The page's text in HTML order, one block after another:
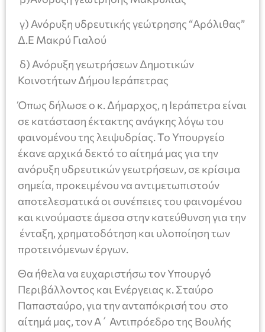
γ) Ανόρυξη υδρευτικής γεώτρησης “Αρόλιθας”
Δ.Ε Μακρύ Γιαλού
δ) Ανόρυξη γεωτρήσεων Δημοτικών
Κοινοτήτων Δήμου Ιεράπετρας
Όπως δήλωσε ο κ. Δήμαρχος, η Ιεράπετρα είναι
σε κατάσταση έκτακτης ανάγκης λόγω του
φαινομένου της λειψυδρίας. Το Υπουργείο
έκανε αρχικά δεκτό το αίτημά μας για την
ανόρυξη υδρευτικών γεωτρήσεων, σε κρίσιμα
σημεία, προκειμένου να αντιμετωπιστούν
αποτελεσματικά οι συνέπειες του φαινομένου
και κινούμαστε άμεσα στην κατεύθυνση για την
ένταξη, χρηματοδότηση και υλοποίηση των
προτεινόμενων έργων.
Θα ήθελα να ευχαριστήσω τον Υπουργό
Περιβάλλοντος και Ενέργειας κ. Σταύρο
Παπασταύρο, για την ανταπόκρισή του στο
αίτημά μας, τον Α΄ Αντιπρόεδρο της Βουλής